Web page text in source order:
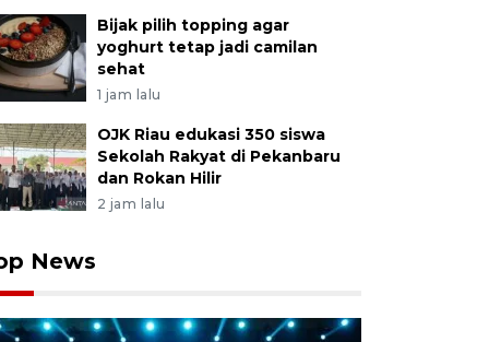
Bijak pilih topping agar
yoghurt tetap jadi camilan
sehat
1 jam lalu
OJK Riau edukasi 350 siswa
Sekolah Rakyat di Pekanbaru
dan Rokan Hilir
2 jam lalu
News